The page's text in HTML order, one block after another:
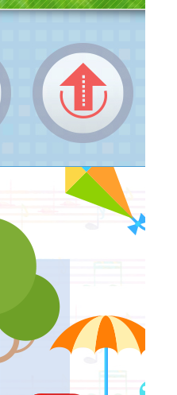
份上課實況